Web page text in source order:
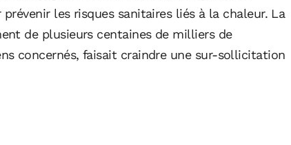
les risques sanitaires liés à la chaleur. La
de plusieurs centaines de milliers de
concernés, faisait craindre une sur-sollicitation